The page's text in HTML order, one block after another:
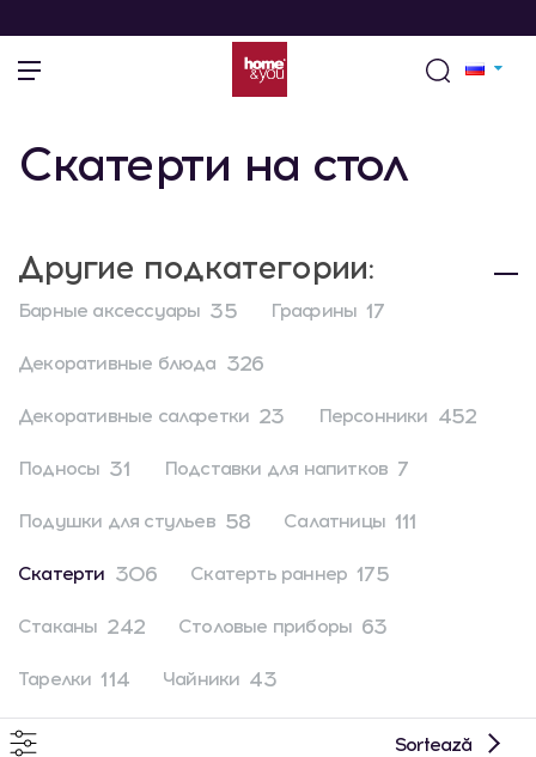
Скатерти на стол
Другие подкатегории:
Барные аксессуары 35 Графины 17
Декоративные блюда 326
Декоративные салфетки 23 Персонники 452
Подносы 31 Подставки для напитков 7
Подушки для стульев 58 Салатницы 111
Скатерти 306 Скатерть раннер 175
Стаканы 242 Столовые приборы 63
Тарелки 114 Чайники 43
Sortează